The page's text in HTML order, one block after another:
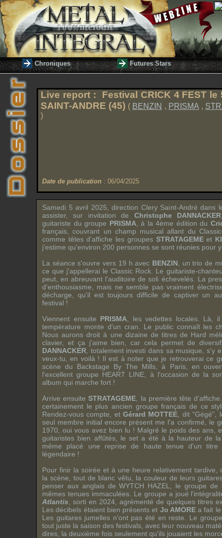
Chroniques Futures Stars
Live report : Festival CRICK 4 FEST le
SAINT-ANDRE (45) ( BENZIN , PRISMA ,
)
Date de publication : 06/04/2025
Samedi 5 avril 2025, direction Clery Saint-André dans
assister, sur invitation de Christophe DANNACKER
guitariste du groupe PRISMA , à la 4ème édition du
français, couvrant un champ musical allant du
comme têtes d'affiche les groupes STRATAGEMEet
j'estime qu'environ 200 personnes se sont réunies pour
La séance s'ouvre vers 19 h avec BENZIN , un trio de
ce que j'appellerai le Classic Rock. Le guitariste-
peut, en abreuvant l'auditoire de soli échevelés. La
d'enthousiasme, mais ne semble pas vraiment
décharge, qu'il est toujours difficile de captiver un
festival !
Viennent ensuite PRISMA , les vedettes locales. Là,
température monte d'un cran. Le public connaît les
Nous aurons droit à une dizaine de titres de Hard
clavier, et ça j'aime bien, car cela permet de
DANNACKER , totalement investi dans sa musique, s'y
veux-tu, en voilà ! Il est à noter que je retrouverai ce
scène du Backstage By The Mills, à Paris, en
l'excellent groupe HEART LINE , à l'occasion de la
album qui marche fort !
Arrive ensuiteSTRATAGEME , la première tête
certainement le plus ancien groupe français de ce
Rendez-vous compte, etGérard MOTTEE , dit
seul membre initial encore présent me l'a confirmé, le
1970, oui vous avez bien lu ! Malgré le poids des ans,
guitaristes bien affûtés, le set a été à la hauteur de
même placé une reprise de haute tenue d'un
légendaire !
Pour finir la soirée et à une heure relativement tardive,
la scène, tout de blanc vêtu, la couleur de leurs
penser aux anglais deWYTCH HAZEL
, le groupe
mêmes tenues immaculées. Le groupe a joué
Atlantis , sorti en 2024, agrémenté de quelques titres
Les décibels étaient bien présents et Jo AMOREa fait le
Les guitares jumelles n'ont pas été en reste. Le
tout juste la saison des festivals, avec leur nouveau
dires, la deuxième fois seulement qu'ils jouaient les